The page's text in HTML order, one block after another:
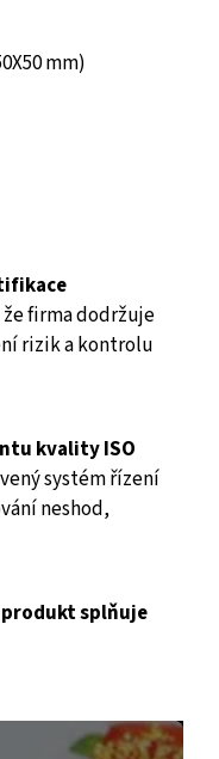
mm)
firma dodržuje
rizik a kontrolu
kvality ISO
systém řízení
neshod,
produktsplňuje